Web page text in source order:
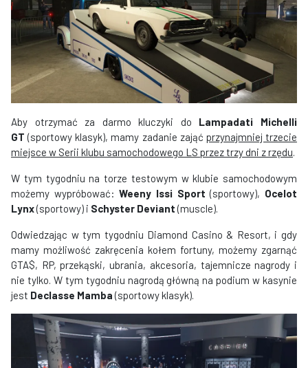
Aby otrzymać za darmo kluczyki do Lampadati Michelli
GT (sportowy klasyk), mamy zadanie zająć przynajmniej trzecie
miejsce w Serii klubu samochodowego LS przez trzy dni z rzędu.
W tym tygodniu na torze testowym w klubie samochodowym
możemy wypróbować:Weeny Issi Sport (sportowy), Ocelot
Lynx(sportowy) i Schyster Deviant(muscle).
Odwiedzając w tym tygodniu Diamond Casino & Resort, i gdy
mamy możliwość zakręcenia kołem fortuny, możemy zgarnąć
GTA$, RP, przekąski, ubrania, akcesoria, tajemnicze nagrody i
nie tylko. W tym tygodniu nagrodą główną na podium w kasynie
jest Declasse Mamba(sportowy klasyk).